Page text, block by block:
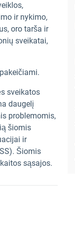
ir nykimo,
oro tarša ir
sveikatai,
sveikatos
daugelį
problemomis,
šiomis
ir
Šiomis
sąsajos.